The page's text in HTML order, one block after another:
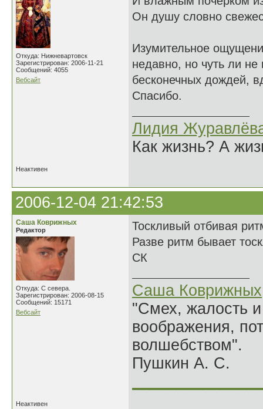
Откуда: Нижневартовск
Зарегистрирован: 2006-11-21
Сообщений: 4055
Вебсайт
Он душу словно
Изумительное
недавно, но чуть ли не
бесконечных дождей,
Спасибо.
Лидия
Как жизнь? А
Неактивен
2006-12-04 21:42:53
Саша Коврижных
Редактор
Откуда: С севера.
Зарегистрирован: 2006-08-15
Сообщений: 15171
Вебсайт
Тоскливый отбивая
Разве ритм бывает
СК
Саша Коврижных
"Смех, жалость
воображения,
волшебством".
Пушкин А. С.
Неактивен